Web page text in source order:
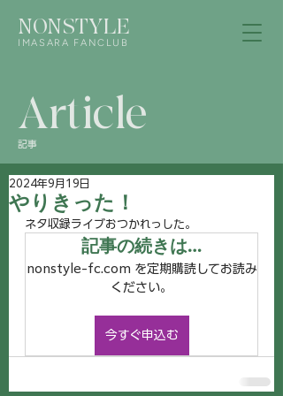
NONSTYLE
IMASARA FANCLUB
Article
記事
やりきった！
2024年9月19日
ネタ収録ライブおつかれっした。
記事の続きは…
nonstyle-fc.com を定期購読してお読み
ください。
今すぐ申込む